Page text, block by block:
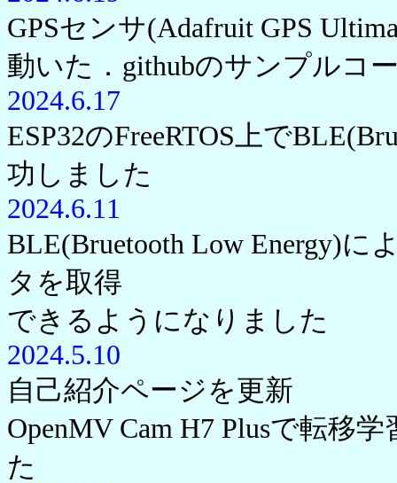
GPSセンサ(Adafruit GPS
動いた．githubのサンプルコ
2024.6.17
ESP32のFreeRTOS上で
功しました
2024.6.11
BLE(Bruetooth Low Energy)
タを取得
できるようになりました
2024.5.10
自己紹介ページを更新
OpenMV Cam H7 Plusで転移
た